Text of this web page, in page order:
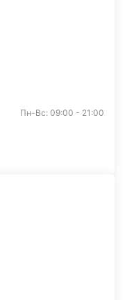
Пн-Вс: 09:00 - 21:00